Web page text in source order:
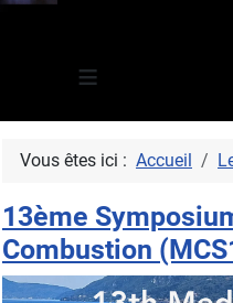
≡
Vous êtes ici : Accueil
13ème
Combustion